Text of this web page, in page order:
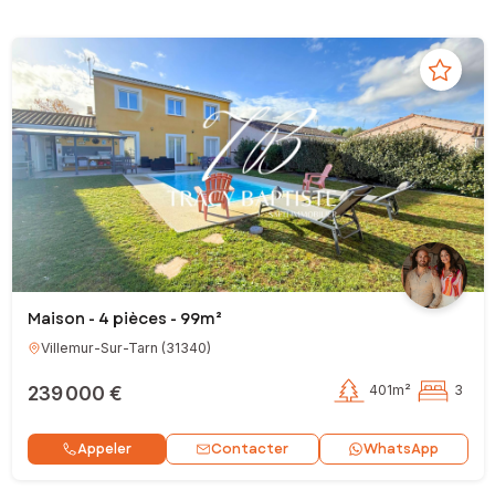
Maison - 4 pièces - 99m²
Villemur-Sur-Tarn (31340)
239 000 € 401m² 3
Appeler Contacter WhatsApp